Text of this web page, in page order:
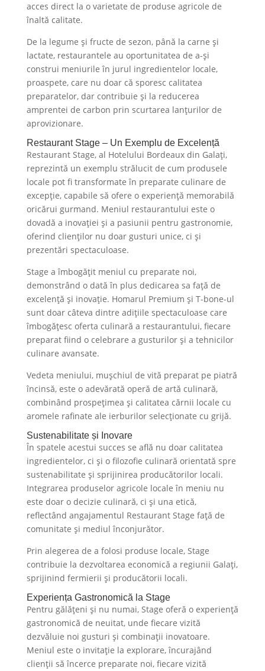
acces direct la o varietate de produse agricole de
înaltă calitate.
De la legume și fructe de sezon, până la carne și
lactate, restaurantele au oportunitatea de a-și
construi meniurile în jurul ingredientelor locale,
proaspete, care nu doar că sporesc calitatea
preparatelor, dar contribuie și la reducerea
amprentei de carbon prin scurtarea lanțurilor de
aprovizionare.
Restaurant Stage – Un Exemplu de Excelență
Restaurant Stage, al Hotelului Bordeaux din Galați,
reprezintă un exemplu strălucit de cum produsele
locale pot fi transformate în preparate culinare de
excepție, capabile să ofere o experiență memorabilă
oricărui gurmand. Meniul restaurantului este o
dovadă a inovației și a pasiunii pentru gastronomie,
oferind clienților nu doar gusturi unice, ci și
prezentări spectaculoase.
Stage a îmbogățit meniul cu preparate noi,
demonstrând o dată în plus dedicarea sa față de
excelență și inovație. Homarul Premium și T-bone-ul
sunt doar câteva dintre adițiile spectaculoase care
îmbogățesc oferta culinară a restaurantului, fiecare
preparat fiind o celebrare a gusturilor și a tehnicilor
culinare avansate.
Vedeta meniului, mușchiul de vită preparat pe piatră
încinsă, este o adevărată operă de artă culinară,
combinând prospețimea și calitatea cărnii locale cu
aromele rafinate ale ierburilor selecționate cu grijă.
Sustenabilitate și Inovare
În spatele acestui succes se află nu doar calitatea
ingredientelor, ci și o filozofie culinară orientată spre
sustenabilitate și sprijinirea producătorilor locali.
Integrarea produselor agricole locale în meniu nu
este doar o decizie culinară, ci și una etică,
reflectând angajamentul Restaurant Stage față de
comunitate și mediul înconjurător.
Prin alegerea de a folosi produse locale, Stage
contribuie la dezvoltarea economică a regiunii Galați,
sprijinind fermierii și producătorii locali.
Experiența Gastronomică la Stage
Pentru gălățeni și nu numai, Stage oferă o experiență
gastronomică de neuitat, unde fiecare vizită
dezvăluie noi gusturi și combinații inovatoare.
Meniul este o invitație la explorare, încurajând
clienții să încerce preparate noi, fiecare vizită